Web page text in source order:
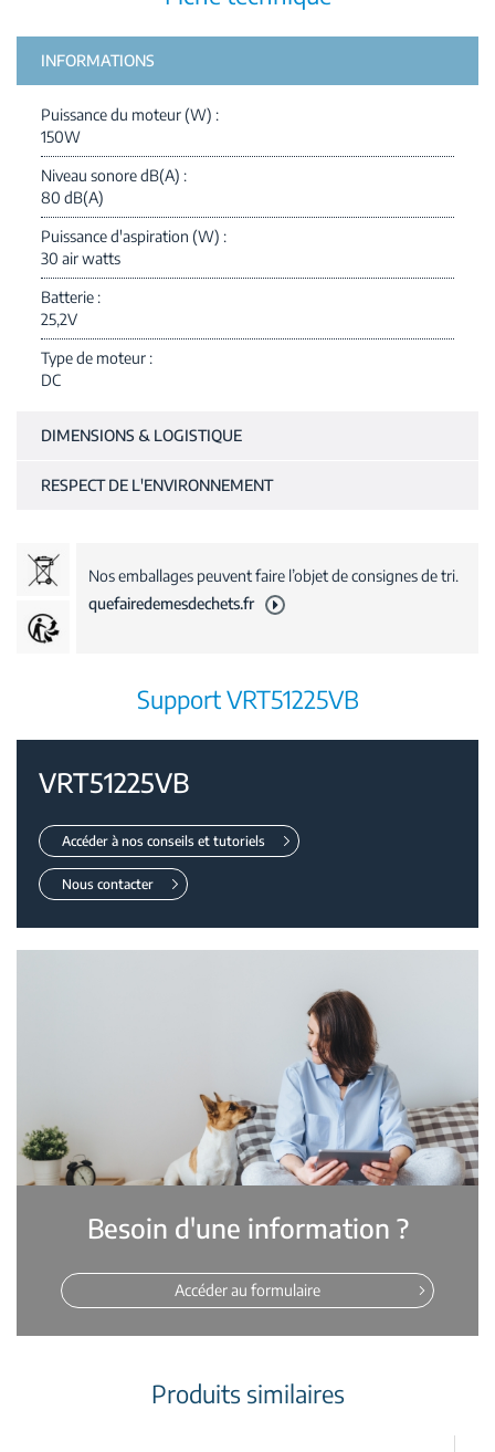
INFORMATIONS
Puissance du moteur (W)
150W
Niveau sonore dB(A)
80 dB(A)
Puissance d'aspiration (W)
30 air watts
Batterie
25,2V
Type de moteur
DC
DIMENSIONS & LOGISTIQUE
RESPECT DE L'ENVIRONNEMENT
Nos emballages peuvent faire l’objet de consignes de tri.
quefairedemesdechets.fr
Support VRT51225VB
VRT51225VB
Accéder à nos conseils et tutoriels
Nous contacter
Besoin d'une information ?
Accéder au formulaire
Produits similaires